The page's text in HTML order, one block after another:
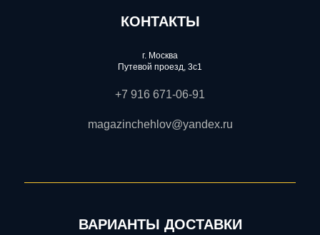
ВАРИАНТЫ ДОСТАВКИ
КОНТАКТЫ
г. Москва
Путевой проезд, 3с1
+7 916 671-06-91
magazinchehlov@yandex.ru